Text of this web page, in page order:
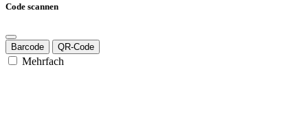
Code scannen
Barcode QR-Code
Mehrfach